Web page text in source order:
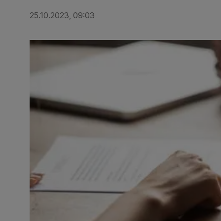
25.10.2023, 09:03